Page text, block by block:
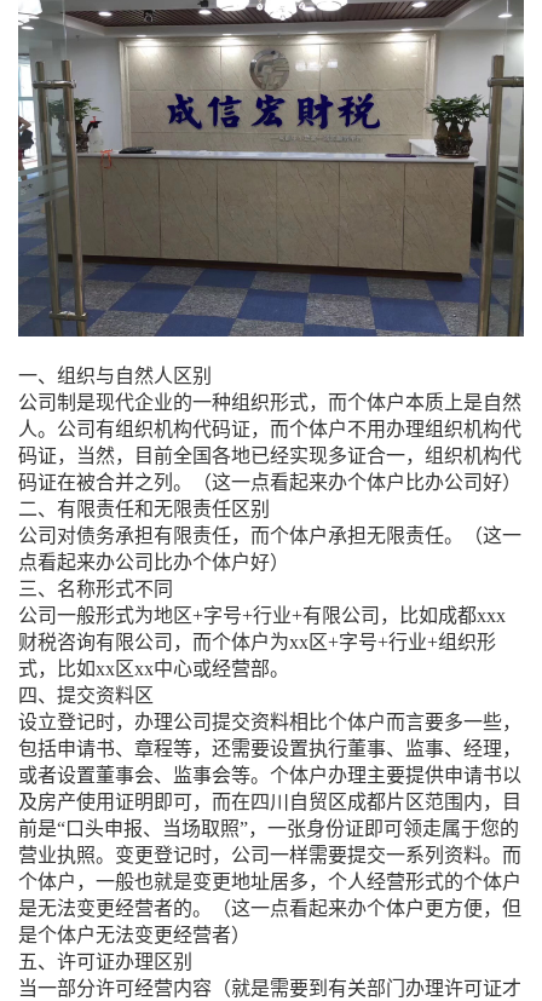
一、组织与自然人区别
公司制是现代企业的一种组织形式，而个体户本质上是自然
人。公司有组织机构代码证，而个体户不用办理组织机构代
码证，当然，目前全国各地已经实现多证合一，组织机构代
码证在被合并之列。（这一点看起来办个体户比办公司好）
二、有限责任和无限责任区别
公司对债务承担有限责任，而个体户承担无限责任。（这一
点看起来办公司比办个体户好）
三、名称形式不同
公司一般形式为地区+字号+行业+有限公司，比如成都xxx
财税咨询有限公司，而个体户为xx区+字号+行业+组织形
式，比如xx区xx中心或经营部。
四、提交资料区
设立登记时，办理公司提交资料相比个体户而言要多一些，
包括申请书、章程等，还需要设置执行董事、监事、经理，
或者设置董事会、监事会等。个体户办理主要提供申请书以
及房产使用证明即可，而在四川自贸区成都片区范围内，目
前是“口头申报、当场取照”，一张身份证即可领走属于您的
营业执照。变更登记时，公司一样需要提交一系列资料。而
个体户，一般也就是变更地址居多，个人经营形式的个体户
是无法变更经营者的。（这一点看起来办个体户更方便，但
是个体户无法变更经营者）
五、许可证办理区别
当一部分许可经营内容（就是需要到有关部门办理许可证才